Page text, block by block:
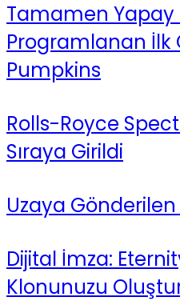
Tamamen Yapay
Programlanan İlk
Pumpkins
Rolls-Royce
Sıraya Girildi
Uzaya
Dijital İmza:
Klonunuzu